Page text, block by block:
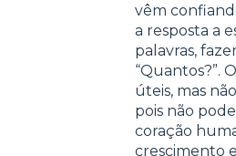
vêm
a resposta a
palavras,
“Quantos?”.
úteis, mas
pois não
coração
crescimento